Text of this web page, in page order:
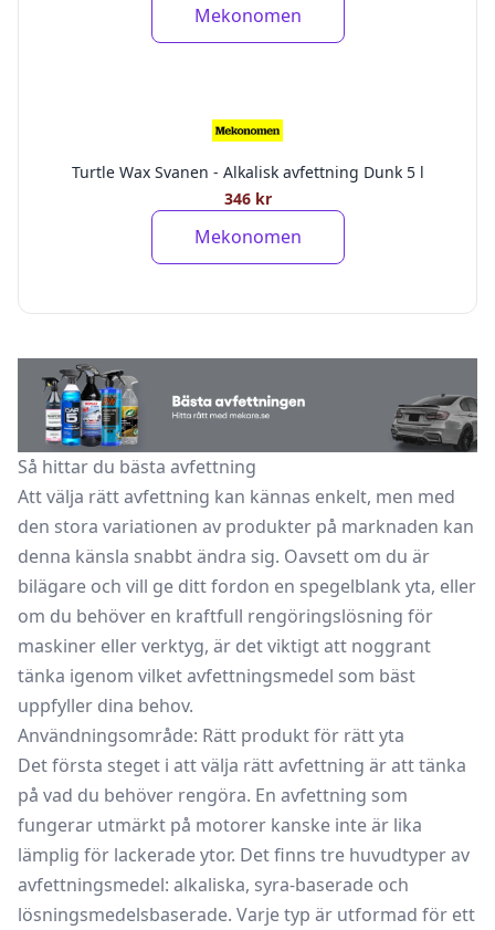
Mekonomen
Turtle Wax Svanen - Alkalisk avfettning Dunk 5 l
346 kr
Mekonomen
Så hittar du bästa avfettning
Att välja rätt avfettning kan kännas enkelt, men med
den stora variationen av produkter på marknaden kan
denna känsla snabbt ändra sig. Oavsett om du är
bilägare och vill ge ditt fordon en spegelblank yta, eller
om du behöver en kraftfull rengöringslösning för
maskiner eller verktyg, är det viktigt att noggrant
tänka igenom vilket avfettningsmedel som bäst
uppfyller dina behov.
Användningsområde: Rätt produkt för rätt yta
Det första steget i att välja rätt avfettning är att tänka
på vad du behöver rengöra. En avfettning som
fungerar utmärkt på motorer kanske inte är lika
lämplig för lackerade ytor. Det finns tre huvudtyper av
avfettningsmedel: alkaliska, syra-baserade och
lösningsmedelsbaserade. Varje typ är utformad för ett